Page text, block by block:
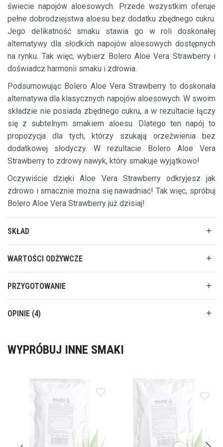
świecie napojów aloesowych. Przede wszystkim oferuje
pełne dobrodziejstwa aloesu bez dodatku zbędnego cukru.
Jego delikatność smaku stawia go w roli doskonałej
alternatywy dla słodkich napojów aloesowych dostępnych
na rynku. Tak więc, wybierz Bolero Aloe Vera Strawberry i
doświadcz harmonii smaku i zdrowia.
Podsumowując Bolero Aloe Vera Strawberry to doskonała
alternatywa dla klasycznych napojów aloesowych. W swoim
składzie nie posiada zbędnego cukru, a w rezultacie łączy
się z subtelnym smakiem aloesu. Dlatego ten napój to
propozycja dla tych, którzy szukają orzeźwienia bez
dodatkowej słodyczy. W rezultacie Bolero Aloe Vera
Strawberry to zdrowy nawyk, który smakuje wyjątkowo!
Oczywiście dzięki Aloe Vera Strawberry odkryjesz jak
zdrowo i smacznie można się nawadniać! Tak więc, spróbuj
Bolero Aloe Vera Strawberry już dzisiaj!
SKŁAD
WARTOŚCI ODŻYWCZE
PRZYGOTOWANIE
OPINIE 4
WYPRÓBUJ INNE SMAKI
Dodaj do ulubionych